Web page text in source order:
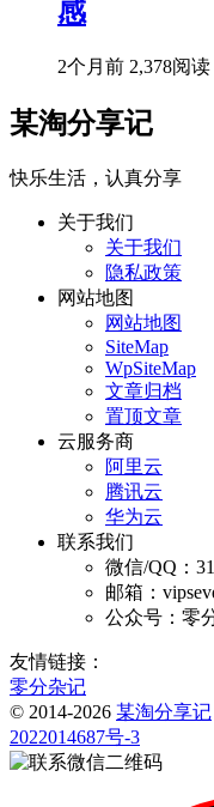
感
2个月前 2,378阅读
某淘分享记
快乐生活，认真分享
关于我们
关于我们
隐私政策
网站地图
网站地图
SiteMap
WpSiteMap
文章归档
置顶文章
云服务商
阿里云
腾讯云
华为云
联系我们
微信/QQ：
邮箱：
公众号：零
友情链接：
零分杂记
© 2014-2026 某淘分享记
2022014687号-3